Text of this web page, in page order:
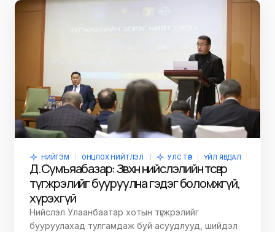
НИЙГЭМ ОНЦЛОХ НИЙТЛЭЛ УЛС ТӨР ҮЙЛ ЯВДАЛ
Д.Сумъяабазар: Зөвхөн нийслэлийн төсвөөр
түгжрэлийг бууруулна гэдэг боломжгүй,
хүрэхгүй
Нийслэл Улаанбаатар хотын түгжрэлийг
бууруулахад тулгамдаж буй асуудлууд, шийдэл